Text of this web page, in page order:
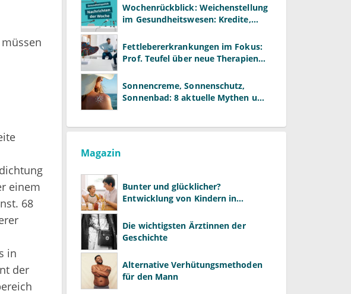
einem
68
in
der
Wochenrückblick: Weichenstellung
im Gesundheitswesen: Kredite,
Fettlebererkrankungen im Fokus:
Prof. Teufel über neue Therapien
Sonnencreme, Sonnenschutz,
Sonnenbad: 8 aktuelle Mythen und
Magazin
Bunter und glücklicher?
Entwicklung von Kindern in
Die wichtigsten Ärztinnen der
Geschichte
Alternative Verhütungsmethoden
für den Mann